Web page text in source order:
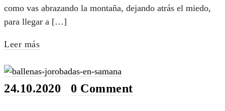
como vas abrazando la montaña, dejando atrás el miedo,
para llegar a […]
Leer más
24.10.2020 0 Comment